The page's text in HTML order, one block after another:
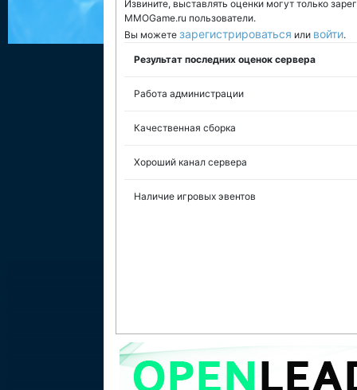
Извините, выставлять оценки могут только
MMOGame.ru пользователи.
Вы можете зарегистрироваться или войти.
Результат последних оценок сервера
Работа администрации
Качественная сборка
Хороший канал сервера
Наличие игровых эвентов